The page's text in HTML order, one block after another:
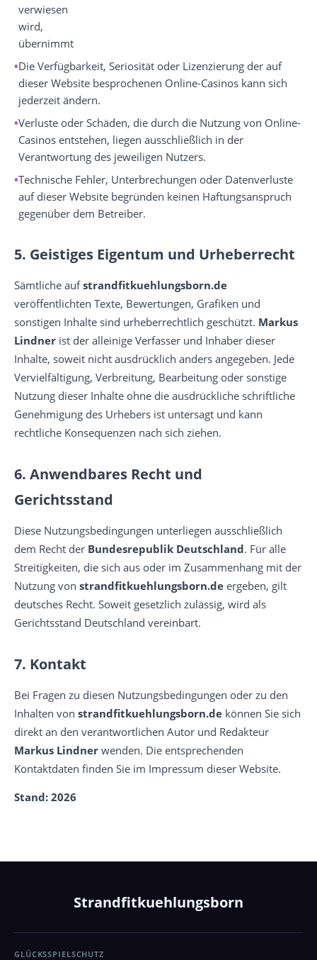
verwiesen
wird,
übernimmt
Die Verfügbarkeit, Seriosität oder Lizenzierung der auf
dieser Website besprochenen Online-Casinos kann sich
jederzeit ändern.
Verluste oder Schäden, die durch die Nutzung von Online-
Casinos entstehen, liegen ausschließlich in der
Verantwortung des jeweiligen Nutzers.
Technische Fehler, Unterbrechungen oder Datenverluste
auf dieser Website begründen keinen Haftungsanspruch
gegenüber dem Betreiber.
5. Geistiges Eigentum und Urheberrecht
Sämtliche aufstrandfitkuehlungsborn.de
veröffentlichten Texte, Bewertungen, Grafiken und
sonstigen Inhalte sind urheberrechtlich geschützt. Markus
Lindner ist der alleinige Verfasser und Inhaber dieser
Inhalte, soweit nicht ausdrücklich anders angegeben. Jede
Vervielfältigung, Verbreitung, Bearbeitung oder sonstige
Nutzung dieser Inhalte ohne die ausdrückliche schriftliche
Genehmigung des Urhebers ist untersagt und kann
rechtliche Konsequenzen nach sich ziehen.
6. Anwendbares Recht und
Gerichtsstand
Diese Nutzungsbedingungen unterliegen ausschließlich
dem Recht der Bundesrepublik Deutschland. Für alle
Streitigkeiten, die sich aus oder im Zusammenhang mit der
Nutzung von strandfitkuehlungsborn.de ergeben, gilt
deutsches Recht. Soweit gesetzlich zulässig, wird als
Gerichtsstand Deutschland vereinbart.
7. Kontakt
Bei Fragen zu diesen Nutzungsbedingungen oder zu den
Inhalten von strandfitkuehlungsborn.de können Sie sich
direkt an den verantwortlichen Autor und Redakteur
Markus Lindner wenden. Die entsprechenden
Kontaktdaten finden Sie im Impressum dieser Website.
Stand: 2026
Strandfitkuehlungsborn
GLÜCKSSPIELSCHUTZ